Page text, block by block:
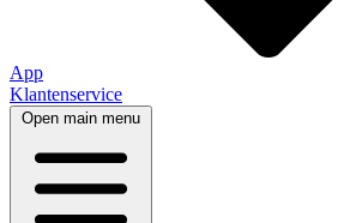
App
Klantenservice
Open main menu